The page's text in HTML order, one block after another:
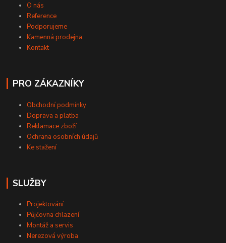
O nás
Reference
Podporujeme
Kamenná prodejna
Kontakt
PRO ZÁKAZNÍKY
Obchodní podmínky
Doprava a platba
Reklamace zboží
Ochrana osobních údajů
Ke stažení
SLUŽBY
Projektování
Půjčovna chlazení
Montáž a servis
Nerezová výroba